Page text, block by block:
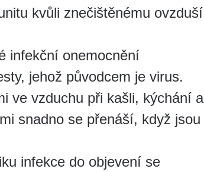
kvůli znečištěnému ovzduší
infekční onemocnění
jehož původcem je virus.
ve vzduchu při kašli, kýchání a
snadno se přenáší, když jsou
infekce do objevení se